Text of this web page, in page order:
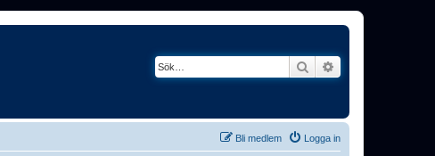
Sök
Logga in
Bli medlem